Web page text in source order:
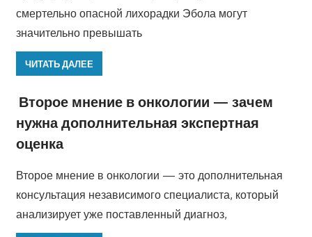
смертельно опасной лихорадки Эбола могут
значительно превышать
ЧИТАТЬ ДАЛЕЕ
Второе мнение в онкологии — зачем
нужна дополнительная экспертная
оценка
Второе мнение в онкологии — это дополнительная
консультация независимого специалиста, который
анализирует уже поставленный диагноз,